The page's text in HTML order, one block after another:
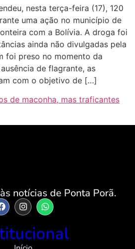
nesta terça-feira (17), 120
uma ação no município de
com a Bolívia. A droga foi
ainda não divulgadas pela
foi preso no momento da
de flagrante, as
com o objetivo de […]
de maconha, mas traficantes
notícias de Ponta Porã.